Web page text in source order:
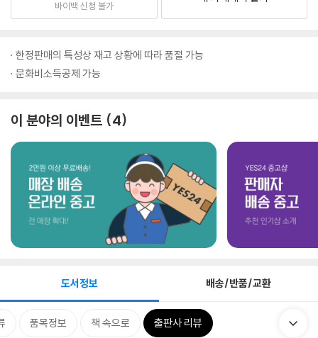
바이백 신청 불가
한정판매의 특성상 재고 상황에 따라 품절 가능
문화비소득공제 가능
이 분야의 이벤트 4
도서정보 배송/반품/교환
품목정보 책 속으로 출판사 리뷰